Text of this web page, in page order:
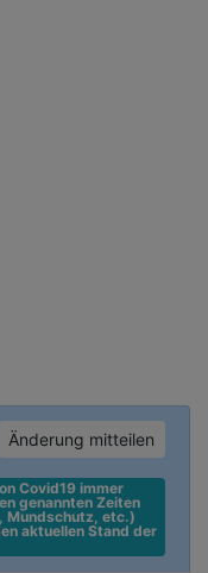
Änderung mitteilen
Covid19 immer
genannten Zeiten
Mundschutz, etc.)
aktuellen Stand der